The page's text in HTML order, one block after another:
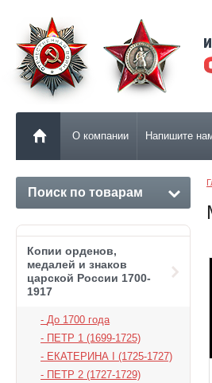
О компании Напишите
Поиск по товарам
Копии орденов,
медалей и знаков
царской России 1700-
1917
До 1700 года
ПЕТР 1 (1699-1725)
ЕКАТЕРИНА I (1725-1727)
ПЕТР 2 (1727-1729)